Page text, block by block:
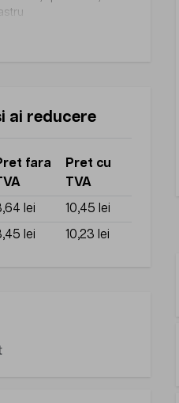
ai reducere
fara
Pret cu
TVA
lei
10,45 lei
lei 10,23 lei